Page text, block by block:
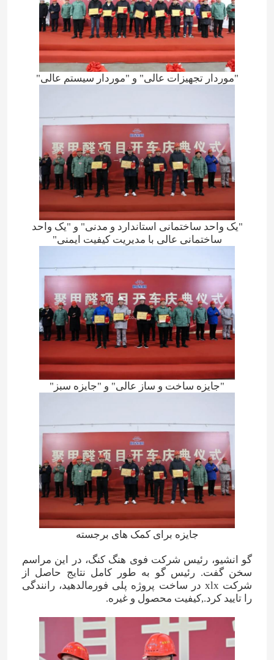
صفحه اصلی
محصولات
درباره ما
تور کارخانه
کنترل کیفیت
اخبار
موارد
اوره
کود مرکب
نیترات کلسیم آمونیوم (CAN)
بیومتانول
پلاستیک POM
"موردار تجهیزات عالی" و "موردار سیستم عالی"
"یک واحد ساختمانی استاندارد و مدنی" و "یک واحد
ساختمانی عالی با مدیریت کیفیت ایمنی"
"جایزه ساخت و ساز عالی" و "جایزه سبز"
جایزه برای کمک های برجسته
گو انشیو، رئیس شرکت فوی هنگ کنگ، در این مراسم
سخن گفت. رئیس گو به طور کامل نتایج حاصل از
شرکت xlx در ساخت پروژه پلی فورمالدهید، رانندگی
را تایید کرد.,کیفیت محصول و غیره.